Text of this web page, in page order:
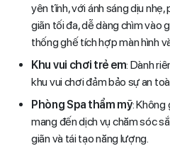
yên tĩnh, với ánh sáng dịu
giãn tối đa, dễ dàng chìm vào
thống ghế tích hợp màn hình
Khu vui chơi trẻ em: Dành
khu vui chơi đảm bảo sự an
Phòng Spa thẩm mỹ: Không
mang đến dịch vụ chăm sóc
giãn và tái tạo năng lượng.